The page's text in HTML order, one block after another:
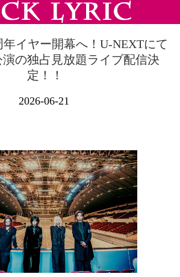
年イヤー開幕へ！U-NEXTにて
の独占見放題ライブ配信決
定！！
2026-06-21